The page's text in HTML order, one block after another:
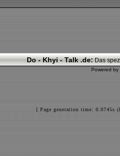
Do - Khyi - Talk .de: Das
Powered by
[ Page generation time: 0.0745s